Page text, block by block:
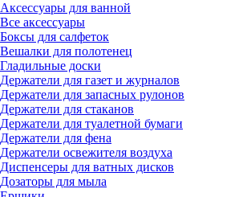
Аксессуары для ванной
Все аксессуары
Боксы для салфеток
Вешалки для полотенец
Гладильные доски
Держатели для газет и журналов
Держатели для запасных рулонов
Держатели для стаканов
Держатели для туалетной бумаги
Держатели для фена
Держатели освежителя воздуха
Диспенсеры для ватных дисков
Дозаторы для мыла